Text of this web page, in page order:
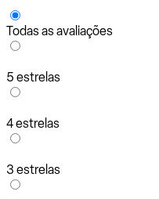
Todas as avaliações
5 estrelas
4 estrelas
3 estrelas